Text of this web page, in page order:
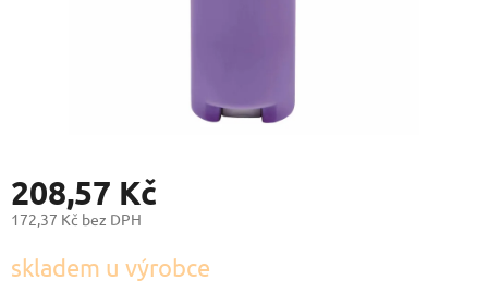
208,57 Kč
172,37 Kč bez DPH
cena:
skladem u výrobce